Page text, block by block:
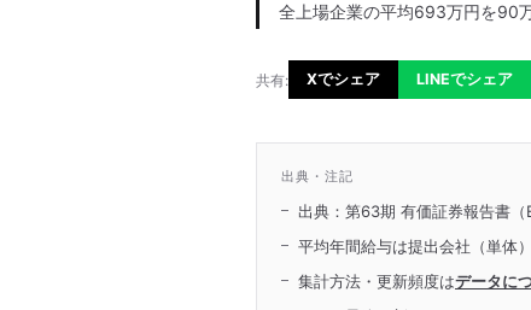
全上場企業の平均693万円を90
共有: Xでシェア LINEでシェア
出典・注記
出典：第63期 有価証券報告書（
平均年間給与は提出会社（単体
集計方法・更新頻度はデータに